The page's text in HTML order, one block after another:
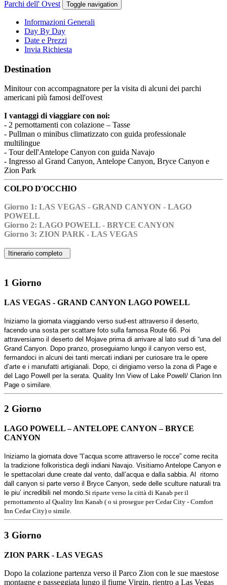
Parchi dell' Ovest Toggle navigation
Informazioni Generali
Day By Day
Date e Prezzi
Invia Richiesta
Destination
Minitour con accompagnatore per la visita di alcuni dei parchi
americani più famosi dell'ovest
I vantaggi di viaggiare con noi:
- 2 pernottamenti con colazione – Tasse
- Pullman o minibus climatizzato con guida professionale
multilingue
- Tour dell'Antelope Canyon con guida Navajo
- Ingresso al Grand Canyon, Antelope Canyon, Bryce Canyon e
Zion Park
COLPO D'OCCHIO
Giorno 1: LAS VEGAS - GRAND CANYON - LAGO
POWELL
Giorno 2: LAGO POWELL - BRYCE CANYON
Giorno 3: ZION PARK - LAS VEGAS
Itinerario completo
1 Giorno
LAS VEGAS - GRAND CANYON LAGO POWELL
Iniziamo la giornata viaggiando verso sud-est attraverso il deserto,
facendo una sosta per scattare foto sulla famosa Route 66. Poi
attraversiamo il deserto del Mojave prima di arrivare al lato sud di “una del
Grand Canyon. Dopo pranzo, proseguiamo lungo il canyon verso est,
fermandoci in alcuni dei tanti mercati indiani per curiosare tra le opere
d’arte e i manufatti artigianali. Dopo, ci dirigiamo verso la zona di Page e
del Lago Powell per la serata. Quality Inn View of Lake Powell/ Clarion Inn
Page o similare.
2 Giorno
LAGO POWELL – ANTELOPE CANYON–BRYCE
CANYON
Iniziamo la giornata dove “l’acqua scorre attraverso le rocce” come recita
la tradizione folkoristica degli indiani Navajo. Visitiamo Antelope Canyon e
le spettacolari dune create dal vento, dall’acqua e dalla sabbia. Al ritorno
dall canyon si parte verso il Bryce Canyon, sede delle sculture naturali tra
le piu’ incredibili nel mondo.Si riparte verso la città di Kanab per il
pernottamento al Quality Inn Kanab ( o si prosegue per Cedar City - Comfort
Inn Cedar City) o simile.
3 Giorno
ZION PARK - LAS VEGAS
Dopo la colazione partenza verso il Parco Zion con le sue maestose
montagne e passeggiata lungo il fiume Virgin, rientro a Las Vegas